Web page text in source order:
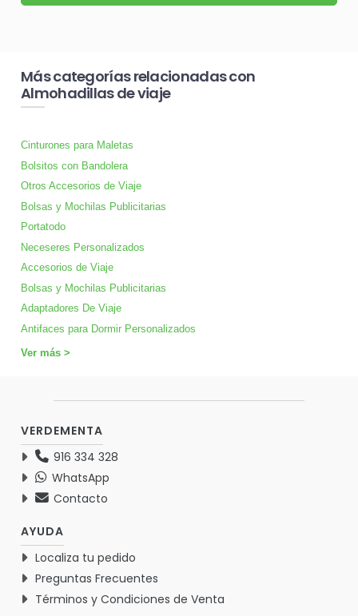
Más categorías relacionadas con
Almohadillas de viaje
Cinturones para Maletas
Bolsitos con Bandolera
Otros Accesorios de Viaje
Bolsas y Mochilas Publicitarias
Portatodo
Neceseres Personalizados
Accesorios de Viaje
Bolsas y Mochilas Publicitarias
Adaptadores De Viaje
Antifaces para Dormir Personalizados
Ver más >
VERDEMENTA
916 334 328
WhatsApp
Contacto
AYUDA
Localiza tu pedido
Preguntas Frecuentes
Términos y Condiciones de Venta